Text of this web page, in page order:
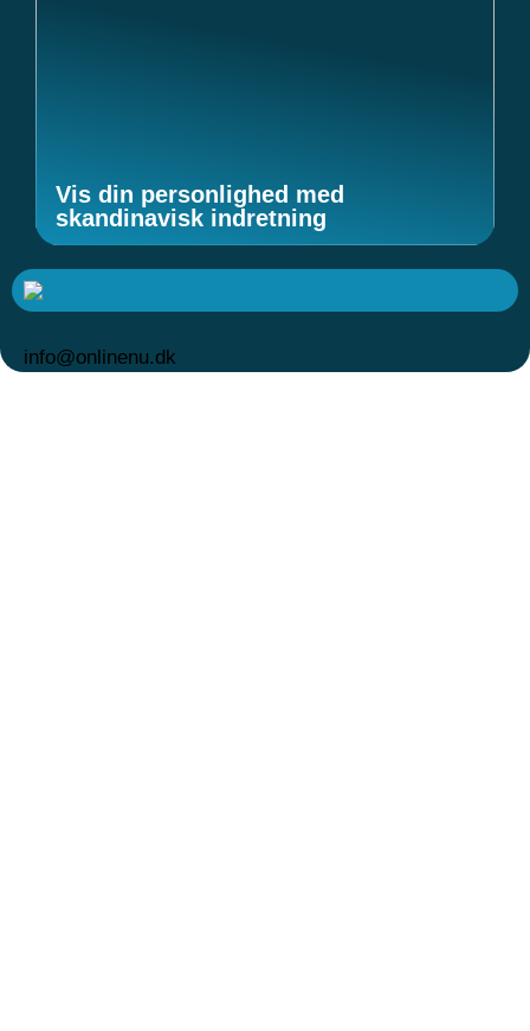
Vis din personlighed med
skandinavisk indretning
info@onlinenu.dk